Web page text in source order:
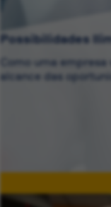
Possibilidades
Como uma
alcance das